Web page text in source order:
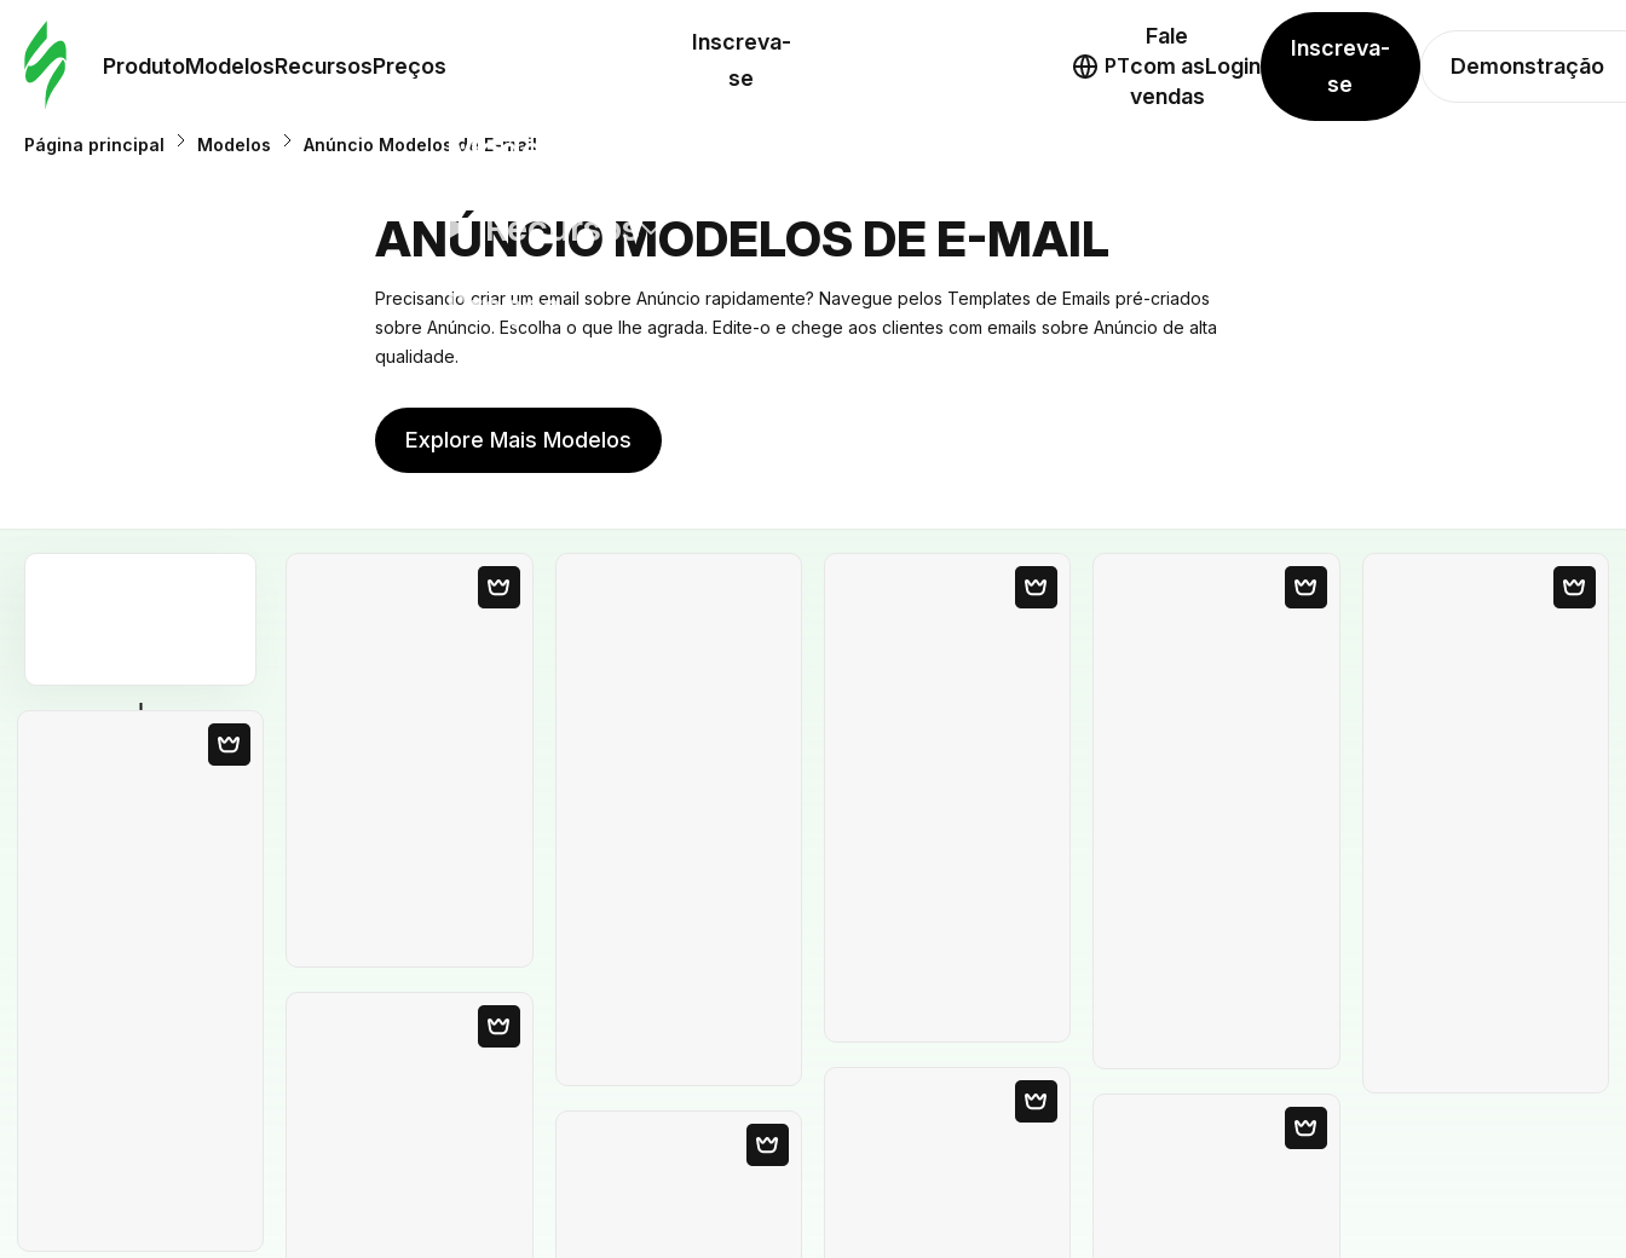
ProdutoModelosRecursosPreços
Modelos
Recursos
Preços
Inscreva-
se
PT
Fale
com as
vendas
Login
Inscreva-
se
Demonstração
Página principal Modelos Anúncio Modelos de E-mail
ANÚNCIO MODELOS DE E-MAIL
Precisando criar um email sobre Anúncio rapidamente? Navegue pelos Templates de Emails pré-criados
sobre Anúncio. Escolha o que lhe agrada. Edite-o e chege aos clientes com emails sobre Anúncio de alta
qualidade.
Explore Mais Modelos